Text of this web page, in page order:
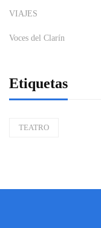
VIAJES
Voces del Clarín
Etiquetas
TEATRO